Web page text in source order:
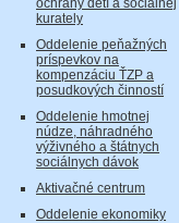
ochrany detí a sociálnej
kurately
Oddelenie peňažných
príspevkov na
kompenzáciu ŤZP a
posudkových činností
Oddelenie hmotnej
núdze, náhradného
výživného a štátnych
sociálnych dávok
Aktivačné centrum
Oddelenie ekonomiky